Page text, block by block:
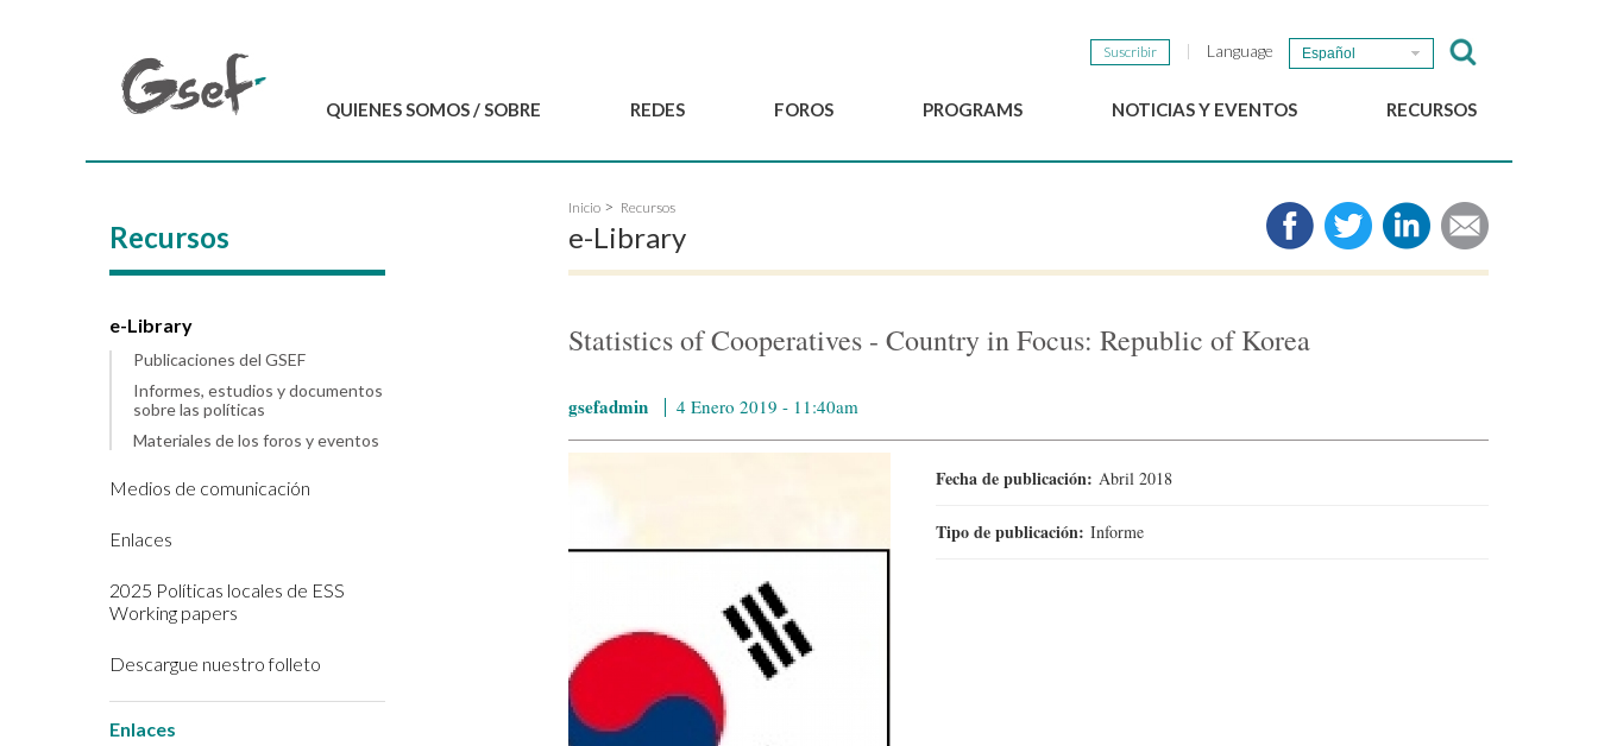
Suscribir Language Español
QUIENES SOMOS / SOBRE REDES
Comité Consultivo
Miembros
Hacerse socio del
FOROS PROGRAMS NOTICIAS Y EVENTOS
Newsletter del GSEF
RECURSOS
Medios de comunicación
Enlaces
Recursos
e-Library
Publicaciones del GSEF
Informes, estudios y documentos
sobre las políticas
Materiales de los foros y eventos
Medios de comunicación
Enlaces
2025 Políticas locales de ESS
Working papers
Descargue nuestro folleto
Enlaces
Inicio Recursos
e-Library
Statistics of Cooperatives - Country in Focus: Republic of Korea
gsefadmin 4 Enero 2019 - 11:40am
Fecha de publicación:Abril 2018
Tipo de publicación:Informe